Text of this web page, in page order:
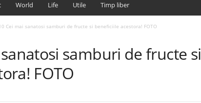
World Life Utile Timp liber
Cei mai sanatosi samburi de fructe si beneficiile acestora! FOTO
samburi de fructe si
FOTO